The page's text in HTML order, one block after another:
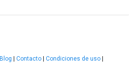
Blog Contacto Condiciones de uso